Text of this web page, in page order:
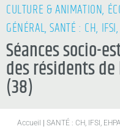
CULTURE & ANIMATION,
GÉNÉRAL,SANTÉ : CH,
Séances socio-
des résidents de
(38)
Accueil | SANTÉ : CH, IFSI,